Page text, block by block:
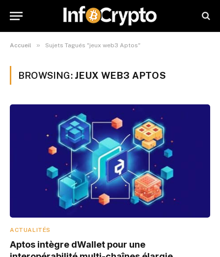
Accueil » Sujets Tagués "jeux web3 Aptos"
BROWSING: JEUX WEB3 APTOS
ACTUALITÉS
Aptos intègre dWallet pour une